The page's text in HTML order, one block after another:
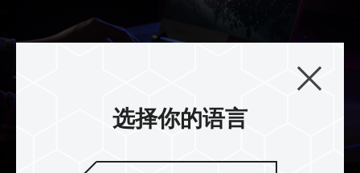
选择你的语言